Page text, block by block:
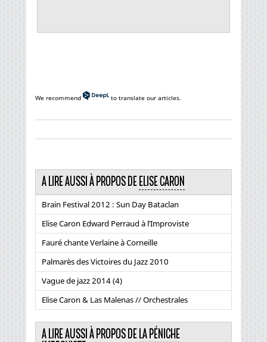
We recommend to translate our articles.
A LIRE AUSSI À PROPOS DE ELISE CARON
Brain Festival 2012 : Sun Day Bataclan
Elise Caron Edward Perraud à l’Improviste
Fauré chante Verlaine à Corneille
Palmarès des Victoires du Jazz 2010
Vague de jazz 2014 (4)
Elise Caron & Las Malenas // Orchestrales
A LIRE AUSSI À PROPOS DE LA PÉNICHE